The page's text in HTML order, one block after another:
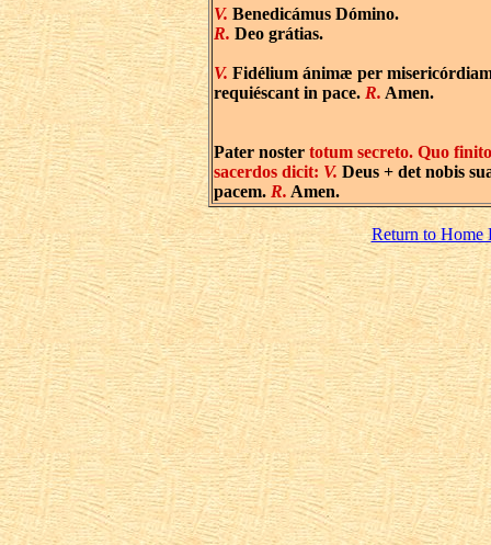
V. Benedicámus Dómino.
R. Deo grátias.
V. Fidélium ánimæ per
requiéscant in pace. R. Amen.
Pater noster totum secreto. Quo
sacerdos dicit: V. Deus + det nobis
pacem. R. Amen.
Return to Home